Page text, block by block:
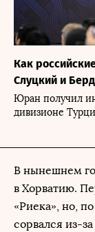
Как
Слуцкий и
Юран получил
дивизионе
В нынешнем
в Хорватию.
«Риека», но, по
сорвался из-